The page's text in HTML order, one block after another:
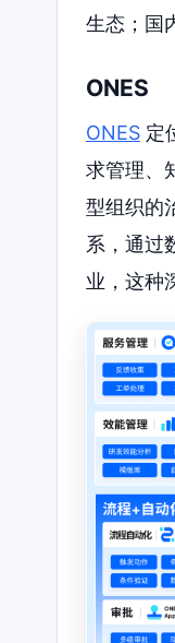
生态；国
ONES
ONES 定
求管理、
型组织的
系，通过
业，这种